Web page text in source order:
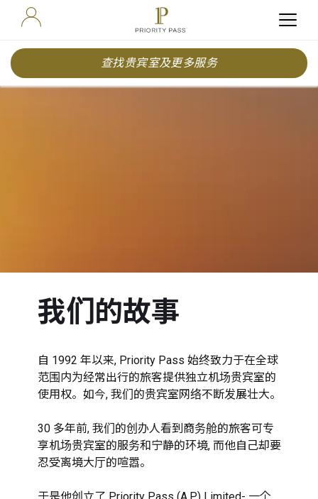
查找贵宾室及更多服务
我们的故事
自 1992 年以来, Priority Pass 始终致力于在全球
范围内为经常出行的旅客提供独立机场贵宾室的
使用权。如今, 我们的贵宾室网络不断发展壮大。
30 多年前, 我们的创办人看到商务舱的旅客可专
享机场贵宾室的服务和宁静的环境, 而他自己却要
忍受离境大厅的喧嚣。